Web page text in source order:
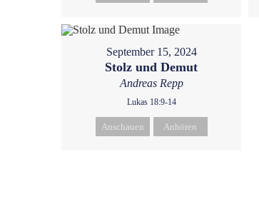
September 15, 2024
Stolz und Demut
Andreas Repp
Lukas 18:9-14
Anschauen Anhören